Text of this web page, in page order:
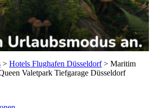
> Hotels Flughafen Düsseldorf > Maritim
Valetpark Tiefgarage Düsseldorf